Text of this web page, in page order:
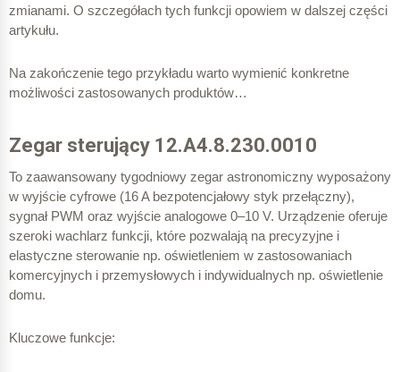
OFF
0,00 Wh
zmianami. O szczegółach tych funkcji opowiem w dalszej części
artykułu.
Na zakończenie tego przykładu warto wymienić konkretne
możliwości zastosowanych produktów…
Zegar sterujący 12.A4.8.230.0010
To zaawansowany tygodniowy zegar astronomiczny wyposażony
w wyjście cyfrowe (16 A bezpotencjałowy styk przełączny),
sygnał PWM oraz wyjście analogowe 0–10 V. Urządzenie oferuje
szeroki wachlarz funkcji, które pozwalają na precyzyjne i
elastyczne sterowanie np. oświetleniem w zastosowaniach
komercyjnych i przemysłowych i indywidualnych np. oświetlenie
domu.
Kluczowe funkcje: